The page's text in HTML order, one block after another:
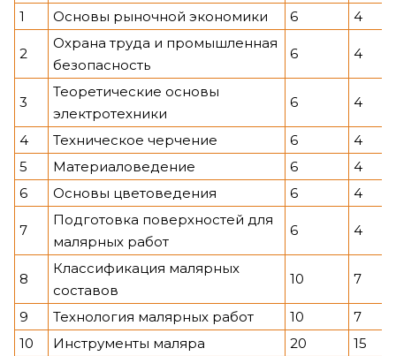
1 Основы рыночной экономики 6 4
2
Охрана труда и промышленная
безопасность
6 4
3
Теоретические основы
электротехники
6 4
4 Техническое черчение 6
4
5
Материаловедение 6
4
6
Основы цветоведения 6 4
7
Подготовка поверхностей для
малярных работ
6 4
8
Классификация малярных
составов
10 7
9 Технология малярных работ 10
7
10
Инструменты маляра 20
15